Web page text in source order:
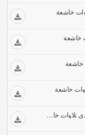
خاشعة
خاشعة
خاشعة
خاشعة
الانسان وقصار السور سلامون نادر حمدي تلاوات خاشعة